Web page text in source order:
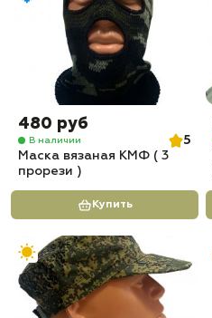
480 руб
В наличии
5
Маска вязаная КМФ ( 3
прорези )
Купить